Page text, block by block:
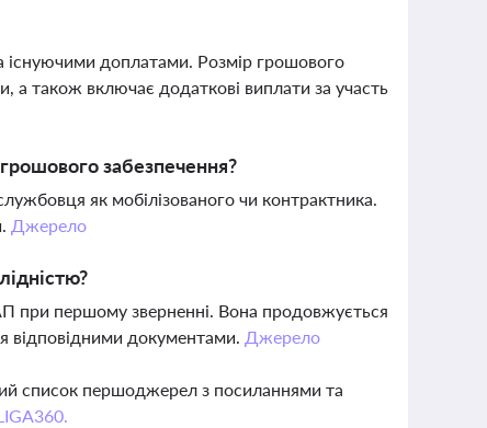
існуючими доплатами. Розмір грошового
а також включає додаткові виплати за участь
забезпечення?
як мобілізованого чи контрактника.
Джерело
при першому зверненні. Вона продовжується
відповідними документами. Джерело
список першоджерел з посиланнями та